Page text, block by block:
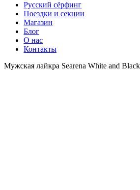
Русский сёрфинг
Поездки и секции
Магазин
Блог
О нас
Контакты
Мужская лайкра Searena White and